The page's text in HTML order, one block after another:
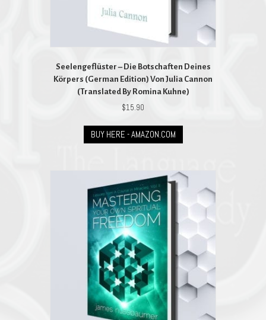
Seelengeflüster – Die Botschaften Deines
Körpers (German Edition) Von Julia Cannon
(Translated By Romina Kuhne)
$15.90
BUY HERE - AMAZON.COM